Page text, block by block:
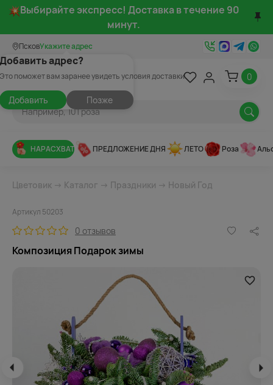
Выбирайте экспресс! Доставка в течение 90
минут.
ПсковУкажите адрес
адрес?
поможет вам заранее увидеть условия доставки
Добавить Позже
0
НАРАСХВАТ ПРЕДЛОЖЕНИЕ ДНЯ ЛЕТО Роза
Цветовик → Каталог → Праздники → Новый Год
Артикул 50203
0 отзывов
Композиция Подарок зимы